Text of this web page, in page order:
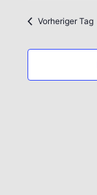
Vorheriger Tag